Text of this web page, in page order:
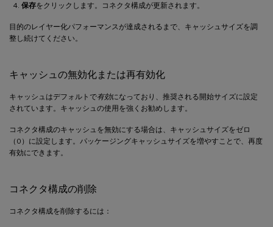
保存をクリックします。コネクタ構成が更新されます。
目的のレイヤー化パフォーマンスが達成されるまで、キャッシュサイズを調
整し続けてください。
キャッシュの無効化または再有効化
キャッシュはデフォルトで有効になっており、推奨される開始サイズに設定
されています。キャッシュの使用を強くお勧めします。
コネクタ構成のキャッシュを無効にする場合は、キャッシュサイズをゼロ
（0）に設定します。パッケージングキャッシュサイズを増やすことで、再度
有効にできます。
コネクタ構成の削除
コネクタ構成を削除するには：